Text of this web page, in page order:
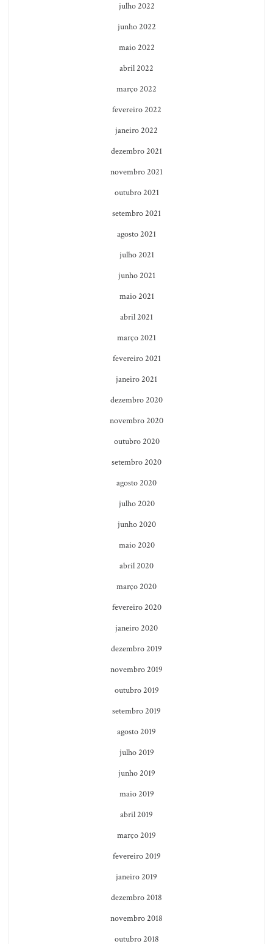
julho 2022
junho 2022
maio 2022
abril 2022
março 2022
fevereiro 2022
janeiro 2022
dezembro 2021
novembro 2021
outubro 2021
setembro 2021
agosto 2021
julho 2021
junho 2021
maio 2021
abril 2021
março 2021
fevereiro 2021
janeiro 2021
dezembro 2020
novembro 2020
outubro 2020
setembro 2020
agosto 2020
julho 2020
junho 2020
maio 2020
abril 2020
março 2020
fevereiro 2020
janeiro 2020
dezembro 2019
novembro 2019
outubro 2019
setembro 2019
agosto 2019
julho 2019
junho 2019
maio 2019
abril 2019
março 2019
fevereiro 2019
janeiro 2019
dezembro 2018
novembro 2018
outubro 2018